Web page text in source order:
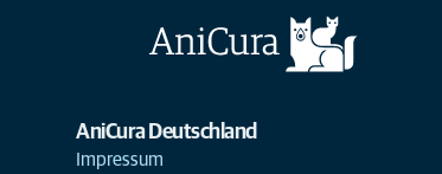
AniCura Deutschland
Impressum